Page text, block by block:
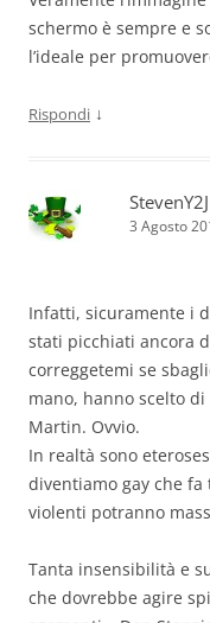
schermo è sempre e
l’ideale per
Rispondi ↓
StevenY2J
3 Agosto
Infatti, sicuramente i
stati picchiati ancora
correggetemi se
mano, hanno scelto
Martin. Ovvio.
In realtà sono
diventiamo gay che
violenti potranno
Tanta insensibilità e
che dovrebbe agire